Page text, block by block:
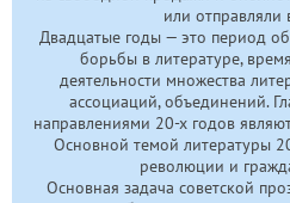
или отправляли
Двадцатые годы — это период
борьбы в литературе,
деятельности множества
ассоциаций, объединений.
направлениями 20-хгодов
Основной темой литературы
революции и
Основная задача советской